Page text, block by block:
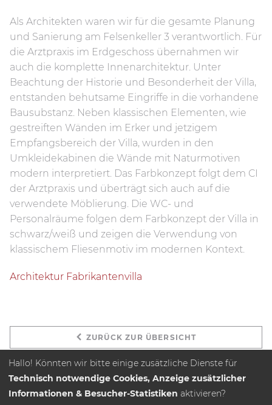
Als Architekten waren wir für die gesamte Planung
und Sanierung am Felsenkeller 3 verantwortlich. Für
die Arztpraxis im Erdgeschoss übernahmen wir
auch die komplette Innenarchitektur. Unter
Beachtung der Historie und Besonderheit der Villa,
entstanden behutsame Eingriffe in die vorhandene
Bausubstanz. Neben klassischen Elementen, wie
gestreiften Wänden im Erker und jetzigem
Empfangsbereich der Villa, wurden in den
Umkleidekabinen die Wände mit Naturmotiven
modern interpretiert. Das Farbkonzept folgt dem CI
der Arztpraxis und überträgt sich auch auf die
verwendete Möblierung. Die WC- und
Personalräume folgen dem Farbkonzept der Villa in
schwarz/weiß und zeigen die Verwendung von
klassischem Fliesenmotiv im modernen Kontext.
Architektur Fabrikantenvilla
ZURÜCK ZUR ÜBERSICHT
Hallo! Könnten wir bitte einige zusätzliche Dienste für
Technisch notwendige Cookies, Anzeige zusätzlicher
Informationen & Besucher-Statistiken aktivieren?